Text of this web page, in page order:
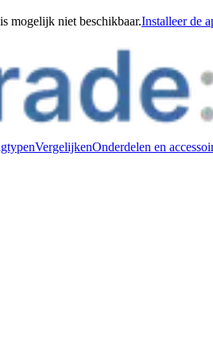
mogelijk niet beschikbaar.Installeer de
VergelijkenOnderdelen en